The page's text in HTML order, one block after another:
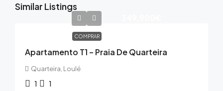
Similar Listings
COMPRAR
Apartamento T1 – Praia De Quarteira
Quarteira, Loulé
1 1